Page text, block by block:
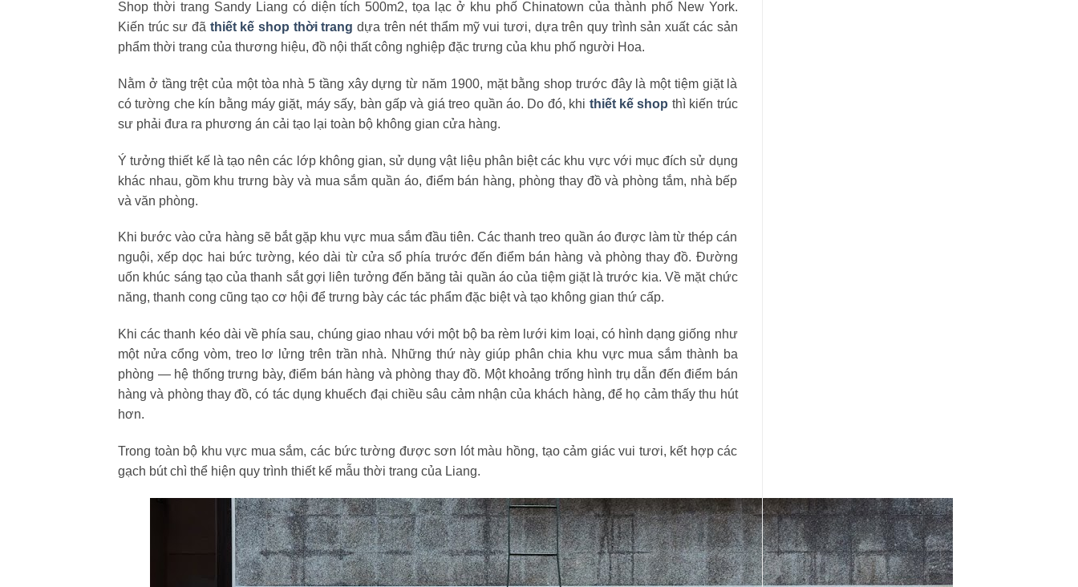
Shop thời trang Sandy Liang có diện tích 500m2, tọa lạc ở khu phố Chinatown của thành phố New York.
Kiến trúc sư đã thiết kế shop thời trang dựa trên nét thẩm mỹ vui tươi, dựa trên quy trình sản xuất các sản
phẩm thời trang của thương hiệu, đồ nội thất công nghiệp đặc trưng của khu phố người Hoa.
Nằm ở tầng trệt của một tòa nhà 5 tầng xây dựng từ năm 1900, mặt bằng shop trước đây là một tiệm giặt là
có tường che kín bằng máy giặt, máy sấy, bàn gấp và giá treo quần áo. Do đó, khi thiết kế shop thì kiến trúc
sư phải đưa ra phương án cải tạo lại toàn bộ không gian cửa hàng.
Ý tưởng thiết kế là tạo nên các lớp không gian, sử dụng vật liệu phân biệt các khu vực với mục đích sử dụng
khác nhau, gồm khu trưng bày và mua sắm quần áo, điểm bán hàng, phòng thay đồ và phòng tắm, nhà bếp
và văn phòng.
Khi bước vào cửa hàng sẽ bắt gặp khu vực mua sắm đầu tiên. Các thanh treo quần áo được làm từ thép cán
nguội, xếp dọc hai bức tường, kéo dài từ cửa sổ phía trước đến điểm bán hàng và phòng thay đồ. Đường
uốn khúc sáng tạo của thanh sắt gợi liên tưởng đến băng tải quần áo của tiệm giặt là trước kia. Về mặt chức
năng, thanh cong cũng tạo cơ hội để trưng bày các tác phẩm đặc biệt và tạo không gian thứ cấp.
Khi các thanh kéo dài về phía sau, chúng giao nhau với một bộ ba rèm lưới kim loại, có hình dạng giống như
một nửa cổng vòm, treo lơ lửng trên trần nhà. Những thứ này giúp phân chia khu vực mua sắm thành ba
phòng — hệ thống trưng bày, điểm bán hàng và phòng thay đồ. Một khoảng trống hình trụ dẫn đến điểm bán
hàng và phòng thay đồ, có tác dụng khuếch đại chiều sâu cảm nhận của khách hàng, để họ cảm thấy thu hút
hơn.
Trong toàn bộ khu vực mua sắm, các bức tường được sơn lót màu hồng, tạo cảm giác vui tươi, kết hợp các
gạch bút chì thể hiện quy trình thiết kế mẫu thời trang của Liang.